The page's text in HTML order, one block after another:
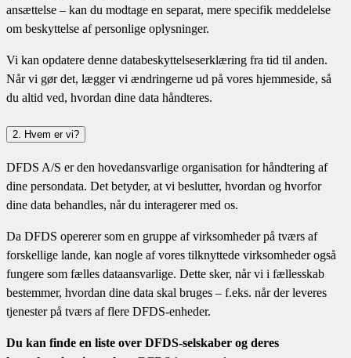
ansættelse – kan du modtage en separat, mere specifik meddelelse
om beskyttelse af personlige oplysninger.
Vi kan opdatere denne databeskyttelseserklæring fra tid til anden.
Når vi gør det, lægger vi ændringerne ud på vores hjemmeside, så
du altid ved, hvordan dine data håndteres.
2. Hvem er vi?
DFDS A/S er den hovedansvarlige organisation for håndtering af
dine persondata. Det betyder, at vi beslutter, hvordan og hvorfor
dine data behandles, når du interagerer med os.
Da DFDS opererer som en gruppe af virksomheder på tværs af
forskellige lande, kan nogle af vores tilknyttede virksomheder også
fungere som fælles dataansvarlige. Dette sker, når vi i fællesskab
bestemmer, hvordan dine data skal bruges – f.eks. når der leveres
tjenester på tværs af flere DFDS-enheder.
Du kan finde en liste over DFDS-selskaber og deres